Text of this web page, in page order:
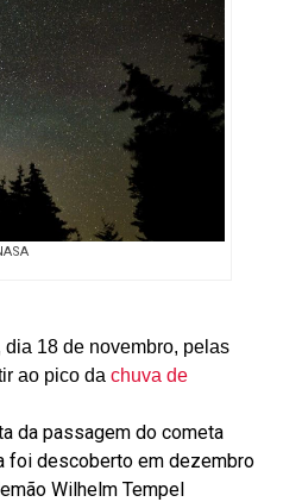
18 de novembro, pelas
ao pico dachuva de
da passagem do cometa
foi descoberto em dezembro
Wilhelm Tempel